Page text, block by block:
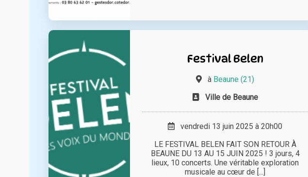
Festival Belen
à Beaune (21)
Ville de Beaune
vendredi 13 juin 2025 à 20h00
LE FESTIVAL BELEN FAIT SON RETOUR À
BEAUNE DU 13 AU 15 JUIN 2025 ! 3 jours, 4
lieux, 10 concerts. Une véritable exploration
musicale au cœur de [...]